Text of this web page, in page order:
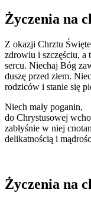
Życzenia na
Z okazji Chrztu
zdrowiu i szczęściu, a
sercu. Niechaj Bóg
duszę przed złem.
rodziców i stanie się
Niech mały poganin,
do Chrystusowej
zabłyśnie w niej
delikatnością i
Życzenia na